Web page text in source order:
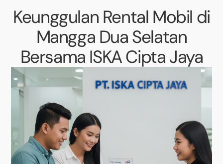
Keunggulan Rental Mobil di
Mangga Dua Selatan
Bersama ISKA Cipta Jaya